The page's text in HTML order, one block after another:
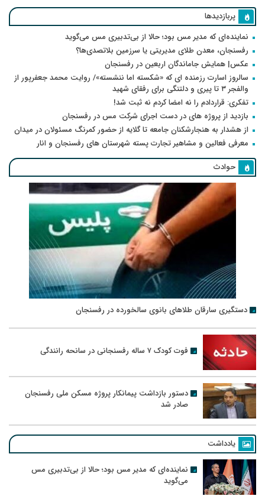
پربازدیدها
نماینده‌ای که مدیر مس بود؛ حالا از بی‌تدبیری مس می‌گوید
رفسنجان، معدن طلای مدیریتی یا سرزمین بلاتصدی‌ها؟
عکس| همایش جاماندگان اربعین در رفسنجان
سالروز اسارت رزمنده ای که «شکسته اما ننشسته»/ روایت محمد جعفرپور از
والفجر ۳ تا پیری و دلتنگی برای رفقای شهید
تفکری: قراردادم را نه امضا کردم نه ثبت شد!
بازدید از پروژه های در دست اجرای شرکت مس در رفسنجان
از هشدار به هنجارشکنان جامعه تا گلایه از حضور کمرنگ مسئولان در میدان
معرفی فعالین و مشاهیر تجارت پسته شهرستان های رفسنجان و انار
حوادث
دستگیری سارقان طلاهای بانوی سالخورده در رفسنجان
فوت کودک ۷ ساله رفسنجانی در سانحه رانندگی
دستور بازداشت پیمانکار پروژه مسکن ملی رفسنجان
صادر شد
یادداشت
نماینده‌ای که مدیر مس بود؛ حالا از بی‌تدبیری مس
می‌گوید